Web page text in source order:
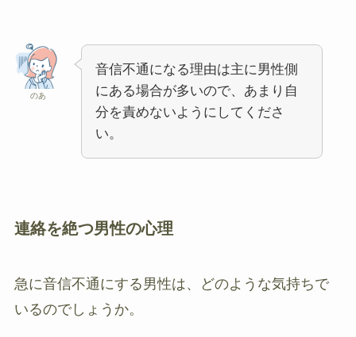
のあ
音信不通になる理由は主に男性側
にある場合が多いので、あまり自
分を責めないようにしてくださ
い。
連絡を絶つ男性の心理
急に音信不通にする男性は、どのような気持ちで
いるのでしょうか。